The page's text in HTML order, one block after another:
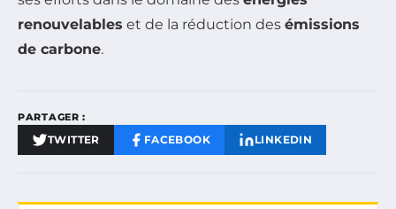
renouvelables et de la réduction des émissions
de carbone.
PARTAGER :
TWITTER FACEBOOK LINKEDIN